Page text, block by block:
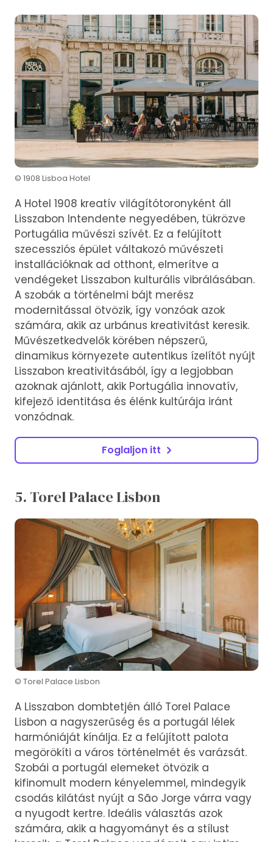
© 1908 Lisboa Hotel
A Hotel 1908 kreatív világítótoronyként áll
Lisszabon Intendente negyedében, tükrözve
Portugália művészi szívét. Ez a felújított
szecessziós épület váltakozó művészeti
installációknak ad otthont, elmerítve a
vendégeket Lisszabon kulturális vibrálásában.
A szobák a történelmi bájt merész
modernitással ötvözik, így vonzóak azok
számára, akik az urbánus kreativitást keresik.
Művészetkedvelők körében népszerű,
dinamikus környezete autentikus ízelítőt nyújt
Lisszabon kreativitásából, így a legjobban
azoknak ajánlott, akik Portugália innovatív,
kifejező identitása és élénk kultúrája iránt
vonzódnak.
Foglaljon itt
5. Torel Palace Lisbon
© Torel Palace Lisbon
A Lisszabon dombtetjén álló Torel Palace
Lisbon a nagyszerűség és a portugál lélek
harmóniáját kínálja. Ez a felújított palota
megörökíti a város történelmét és varázsát.
Szobái a portugál elemeket ötvözik a
kifinomult modern kényelemmel, mindegyik
csodás kilátást nyújt a São Jorge várra vagy
a nyugodt kertre. Ideális választás azok
számára, akik a hagyományt és a stílust